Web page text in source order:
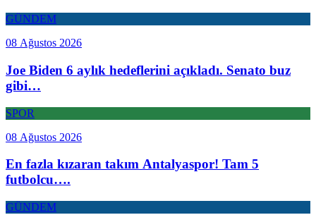
GÜNDEM
08 Ağustos 2026
Joe Biden 6 aylık hedeflerini açıkladı. Senato buz
gibi…
SPOR
08 Ağustos 2026
En fazla kızaran takım Antalyaspor! Tam 5
futbolcu….
GÜNDEM